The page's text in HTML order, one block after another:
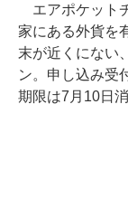
エアポケット
家にある外貨を
末が近くにない
ン。申し込み受
期限は7月10日消